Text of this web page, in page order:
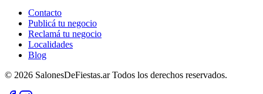
Contacto
Publicá tu negocio
Reclamá tu negocio
Localidades
Blog
© 2026 SalonesDeFiestas.arTodos los derechos reservados.